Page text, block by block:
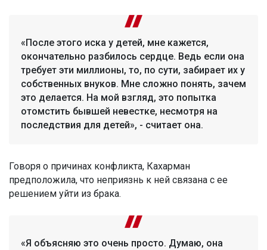
«После этого иска у детей, мне кажется,
окончательно разбилось сердце. Ведь если она
требует эти миллионы, то, по сути, забирает их у
собственных внуков. Мне сложно понять, зачем
это делается. На мой взгляд, это попытка
отомстить бывшей невестке, несмотря на
последствия для детей», - считает она.
Говоря о причинах конфликта, Кахарман
предположила, что неприязнь к ней связана с ее
решением уйти из брака.
«Я объясняю это очень просто. Думаю, она